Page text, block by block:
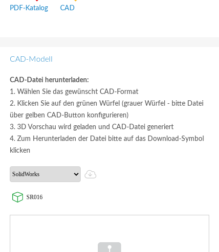
PDF-Katalog CAD
CAD-Modell
CAD-Datei herunterladen:
1. Wählen Sie das gewünscht CAD-Format
2. Klicken Sie auf den grünen Würfel (grauer Würfel - bitte Datei
über gelben CAD-Button konfigurieren)
3. 3D Vorschau wird geladen und CAD-Datei generiert
4. Zum Herunterladen der Datei bitte auf das Download-Symbol
klicken
SR016